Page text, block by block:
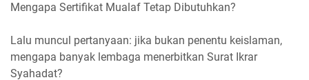
Mengapa Sertifikat Mualaf Tetap Dibutuhkan?
Lalu muncul pertanyaan: jika bukan penentu keislaman,
mengapa banyak lembaga menerbitkan Surat Ikrar
Syahadat?